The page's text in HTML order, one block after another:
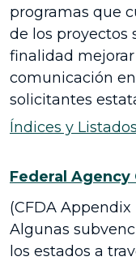
programas que
de los proyectos
finalidad
comunicación
solicitantes
Índices y
Federal
(CFDA Appendix
Algunas
los estados a